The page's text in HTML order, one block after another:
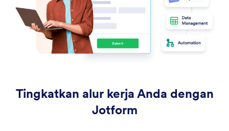
Tingkatkan alur kerja Anda dengan
Jotform